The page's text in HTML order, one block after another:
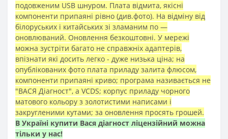
подовженим USB шнуром. Плата відмита, якісні
компоненти припаяні рівно (див.фото). На відміну від
білоруських і китайських зі зламаним по —
оновлюваний. Оновлення безкоштовні. У мережі
можна зустріти багато не справжніх адаптерів,
впізнати які досить легко - дуже низька ціна; на
опублікованих фото плата приладу залита флюсом,
компоненти припаяні криво; програма називається не
"ВАСЯ Діагност", а VCDS; корпус приладу чорного
матового кольору з золотистими написами і
закругленими кутами; за оновлення просять грошей.
В Україні купити Вася діагност ліцензійний можна
тільки у нас!